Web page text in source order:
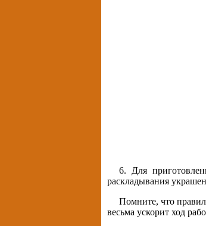
6. Для
раскладывания
Помните, что
весьма ускорит ход